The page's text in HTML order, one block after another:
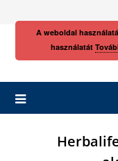
A weboldal
használatát